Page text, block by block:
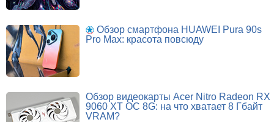
Обзор смартфона HUAWEI Pura 90s
Pro Max: красота повсюду
Обзор видеокарты Acer Nitro Radeon RX
9060 XT OC 8G: на что хватает 8 Гбайт
VRAM?